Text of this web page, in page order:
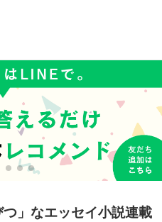
」なエッセイ小説連載